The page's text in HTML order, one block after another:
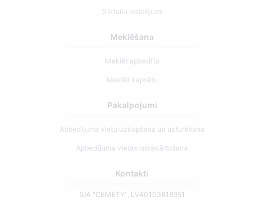
Sīkfailu iestatījumi
Meklēšana
Meklēt apbedīto
Meklēt kapsētu
Pakalpojumi
Apbedījuma vietu uzkopšana un uzturēšana
Apbedījuma vietas labiekārtošana
Kontakti
SIA "CEMETY", LV40103618951